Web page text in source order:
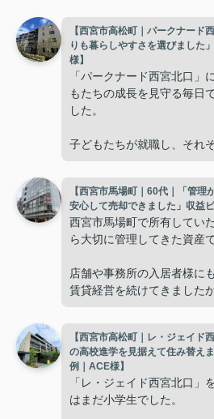
【西宮市高松町｜パークナード
りも暮らしやすさを選びました
様】
「パークナード西宮北口」
もたちの成長を見守る毎日
した。
子どもたちが就職し、それ
使わない部屋が増え、
「今の私たちには少し広す
掃除や管理の負担も考え、
インフィニティエステート
ークナード西宮北口」の査
先とのスケジュールや資金
してくださいました。
【西宮市馬場町｜60代｜「管理
安心して売却できました」収益
西宮市馬場町で所有してい
ら大切に管理してきた資産
店舗や事務所の入居者様に
賃貸経営を続けてきました
子どもたちはそれぞれ別の
「将来、このビルの管理を
れない。」
【西宮市高松町｜レ・ジェイド
の高校進学を見据えて住み替え
例｜ACE様】
「レ・ジェイド西宮北口」
はまだ小学生でした。